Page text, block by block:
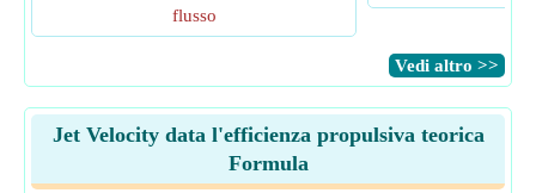
flusso
​Vedi altro >>
Jet Velocity data l'efficienza propulsiva teorica
Formula